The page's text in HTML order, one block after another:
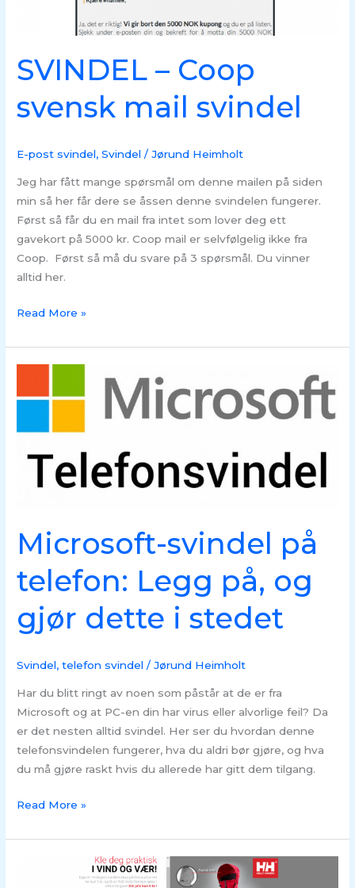
SVINDEL – Coop
svensk mail svindel
E-post svindel,Svindel /Jørund Heimholt
Jeg har fått mange spørsmål om denne mailen på siden
min så her får dere se åssen denne svindelen fungerer.
Først så får du en mail fra intet som lover deg ett
gavekort på 5000 kr. Coop mail er selvfølgelig ikke fra
Coop. Først så må du svare på 3 spørsmål. Du vinner
alltid her.
Read More »
Microsoft-svindel på
telefon: Legg på, og
gjør dette i stedet
Svindel,telefon svindel /Jørund Heimholt
Har du blitt ringt av noen som påstår at de er fra
Microsoft og at PC-en din har virus eller alvorlige feil? Da
er det nesten alltid svindel. Her ser du hvordan denne
telefonsvindelen fungerer, hva du aldri bør gjøre, og hva
du må gjøre raskt hvis du allerede har gitt dem tilgang.
telefon:
Read More »